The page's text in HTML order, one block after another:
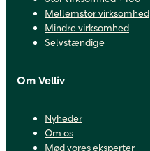
Mellemstor virksomhed
Mindre virksomhed
Selvstændige
Om Velliv
Nyheder
Om os
Mød vores eksperter